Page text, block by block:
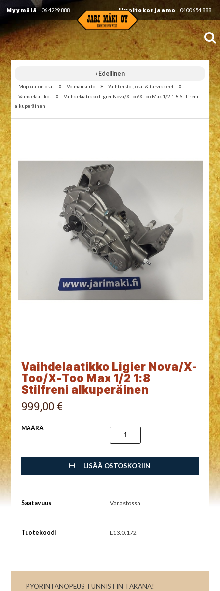
Myymälä 06 4229 888 Huoltokorjaamo 0400 654 888
‹ Edellinen
Mopoauton osat » Voimansiirto » Vaihteistot, osat & tarvikkeet »
Vaihdelaatikot »
Vaihdelaatikko Ligier Nova/X-Too/X-Too Max 1/2 1:8 Stilfreni
alkuperäinen
Vaihdelaatikko Ligier Nova/X-
Too/X-Too Max 1/2 1:8
Stilfreni alkuperäinen
999,00 €
MÄÄRÄ
LISÄÄ OSTOSKORIIN
Saatavuus Varastossa
Tuotekoodi L13.0.172
PYÖRINTÄNOPEUS TUNNISTIN TAKANA!